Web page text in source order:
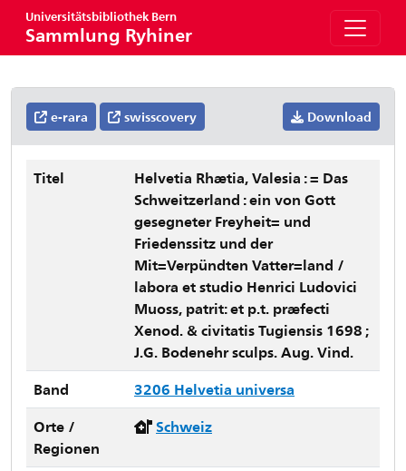
Universitätsbibliothek Bern
Sammlung Ryhiner
e-rara swisscovery Download
Titel
Helvetia Rhætia, Valesia : = Das
Schweitzerland : ein von Gott
gesegneter Freyheit= und
Friedenssitz und der
Mit=Verpündten Vatter=land /
labora et studio Henrici Ludovici
Muoss, patrit: et p.t. præfecti
Xenod. & civitatis Tugiensis 1698 ;
J.G. Bodenehr sculps. Aug. Vind.
Band
3206 Helvetia universa
Orte /
Regionen
Schweiz